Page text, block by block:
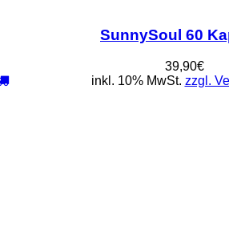
SunnySoul 60
39,90€
inkl. 10% MwSt. zzgl.